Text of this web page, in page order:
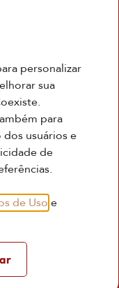
totalizando
nenhuma
No Ar entrou
na
um pouco
este
|
de Uso
personalizar
sua
para
dos usuários e
de
de Uso e